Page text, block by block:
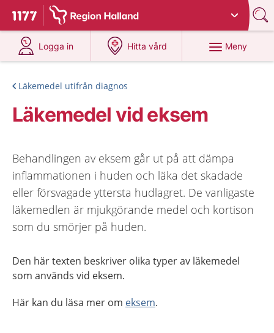
Till startsidan för 1177
Du har valt region Halland
Logga in
på 1177.se
Hitta vård
på 1177.se
Meny
Läkemedel utifrån diagnos
Läkemedel vid eksem
Behandlingen av eksem går ut på att dämpa
inflammationen i huden och läka det skadade
eller försvagade yttersta hudlagret. De vanligaste
läkemedlen är mjukgörande medel och kortison
som du smörjer på huden.
Den här texten beskriver olika typer av läkemedel
som används vid eksem.
Här kan du läsa mer om eksem.